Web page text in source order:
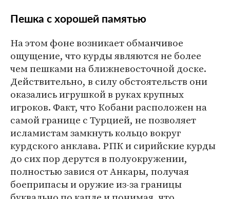
Пешка с хорошей памятью
На этом фоне возникает обманчивое
ощущение, что курды являются не более
чем пешками на ближневосточной доске.
Действительно, в силу обстоятельств они
оказались игрушкой в руках крупных
игроков. Факт, что Кобани расположен на
самой границе с Турцией, не позволяет
исламистам замкнуть кольцо вокруг
курдского анклава. РПК и сирийские курды
до сих пор дерутся в полуокружении,
полностью завися от Анкары, получая
боеприпасы и оружие из-за границы